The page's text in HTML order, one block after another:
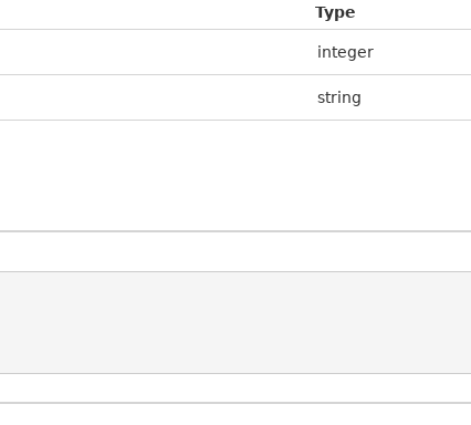
Type
integer
string